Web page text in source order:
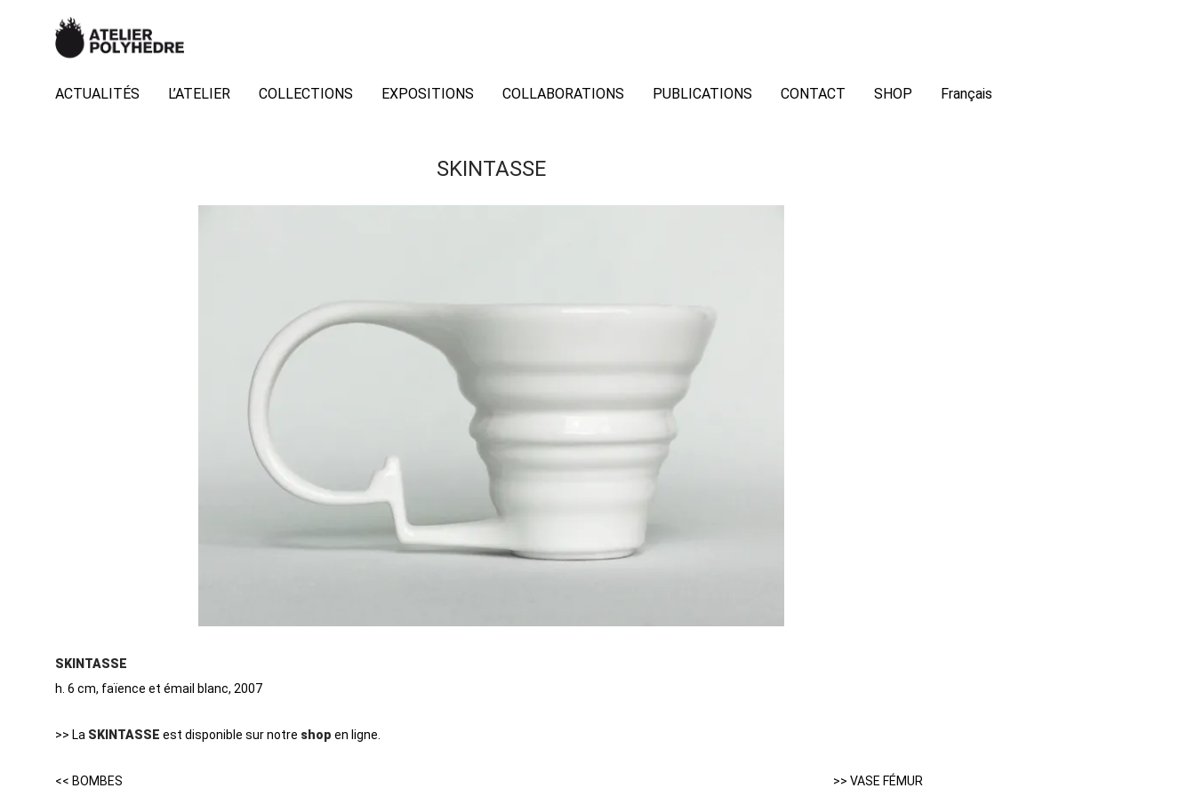
ACTUALITÉS L’ATELIER COLLECTIONS EXPOSITIONS COLLABORATIONS PUBLICATIONS CONTACT SHOP Français
SKINTASSE
SKINTASSE
h. 6 cm, faïence et émail blanc, 2007
>> La SKINTASSE est disponible sur notre shop en ligne.
<< BOMBES >> VASE FÉMUR